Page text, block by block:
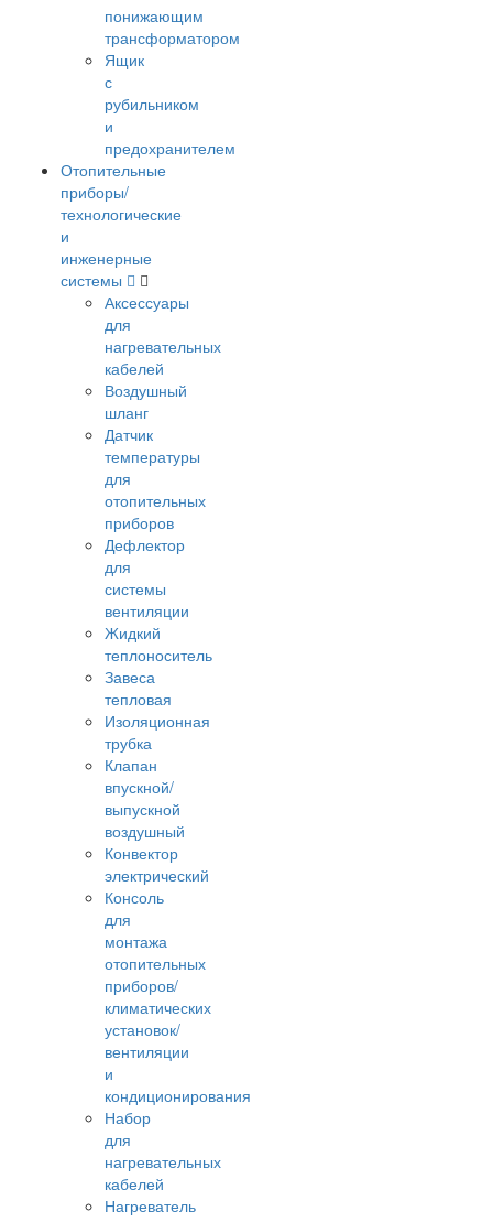
понижающим
трансформатором
Ящик
с
рубильником
и
предохранителем
Отопительные
приборы/
технологические
и
инженерные
системы
Аксессуары
для
нагревательных
кабелей
Воздушный
шланг
Датчик
температуры
для
отопительных
приборов
Дефлектор
для
системы
вентиляции
Жидкий
теплоноситель
Завеса
тепловая
Изоляционная
трубка
Клапан
впускной/
выпускной
воздушный
Конвектор
электрический
Консоль
для
монтажа
отопительных
приборов/
климатических
установок/
вентиляции
и
кондиционирования
Набор
для
нагревательных
кабелей
Нагреватель